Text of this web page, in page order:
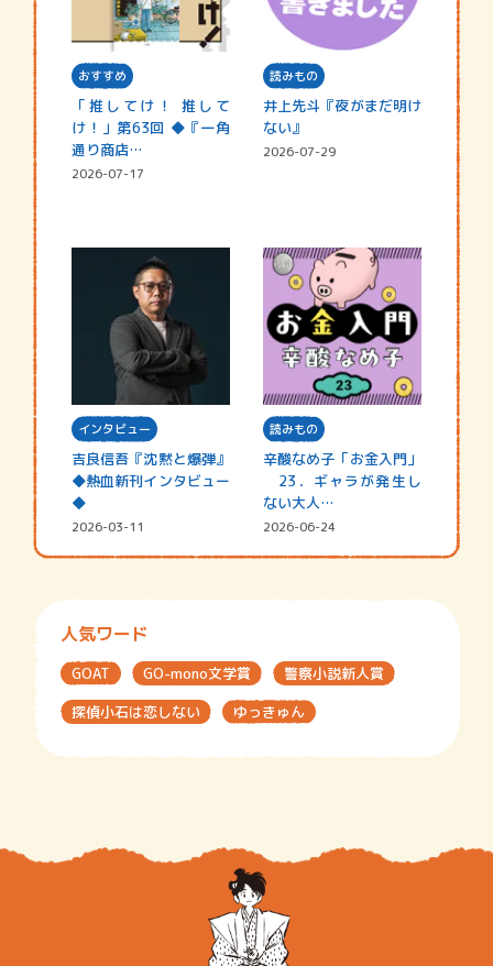
おすすめ
「推してけ！ 推して
け！」第63回 ◆『一角
通り商店…
2026-07-17
読みもの
井上先斗『夜がまだ明け
ない』
2026-07-29
インタビュー
吉良信吾『沈黙と爆弾』
◆熱血新刊インタビュー
◆
2026-03-11
読みもの
辛酸なめ子「お金入門」
23．ギャラが発生し
ない大人…
2026-06-24
人気ワード
GOAT GO-mono文学賞
警察小説新人賞
探偵小石は恋しない
ゆっきゅん